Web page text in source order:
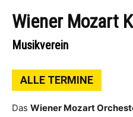
Wiener Mozart
Musikverein
ALLE TERMINE
Das Wiener Mozart